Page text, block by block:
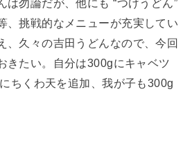
は勿論だが、他にも “つけうどん”
、挑戦的なメニューが充実してい
、久々の吉田うどんなので、今回
きたい。自分は300gにキャベツ
ちくわ天を追加、我が子も300g